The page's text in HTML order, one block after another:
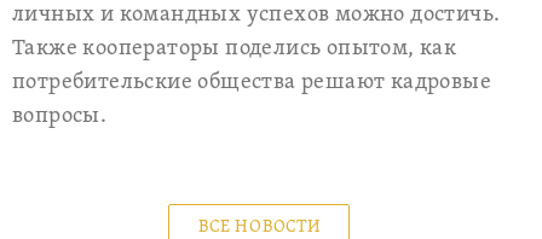
личных и командных успехов можно достичь.
Также кооператоры поделись опытом, как
потребительские общества решают кадровые
вопросы.
ВСЕ НОВОСТИ